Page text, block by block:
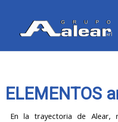
contenido
ELEMENTOS
En la trayectoria de Alear,